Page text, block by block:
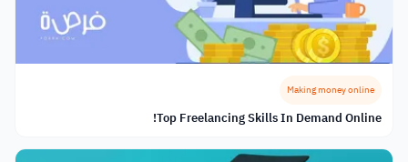
Making money online
Top Freelancing Skills In Demand Online!